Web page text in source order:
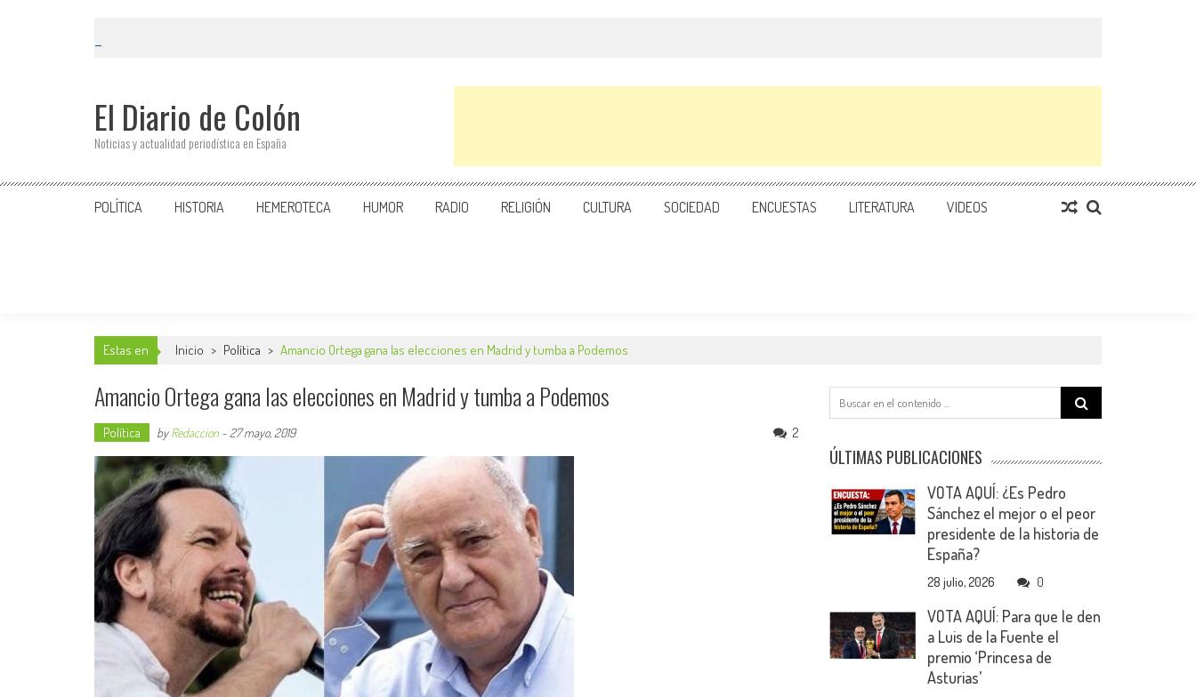
El Diario de Colón
Noticias y actualidad periodística en España
POLÍTICA HISTORIA HEMEROTECA HUMOR RADIO RELIGIÓN CULTURA SOCIEDAD ENCUESTAS LITERATURA VIDEOS
Estas en Inicio > Política > Amancio Ortega gana las elecciones en Madrid y tumba a Podemos
Amancio Ortega gana las elecciones en Madrid y tumba a Podemos
Política byRedaccion - 27 mayo, 2019 2
Search
for:
ÚLTIMAS PUBLICACIONES
VOTA AQUÍ: ¿Es Pedro
Sánchez el mejor o el peor
presidente de la historia de
España?
28 julio, 2026 0
VOTA AQUÍ: Para que le den
a Luis de la Fuente el
premio ‘Princesa de
Asturias’